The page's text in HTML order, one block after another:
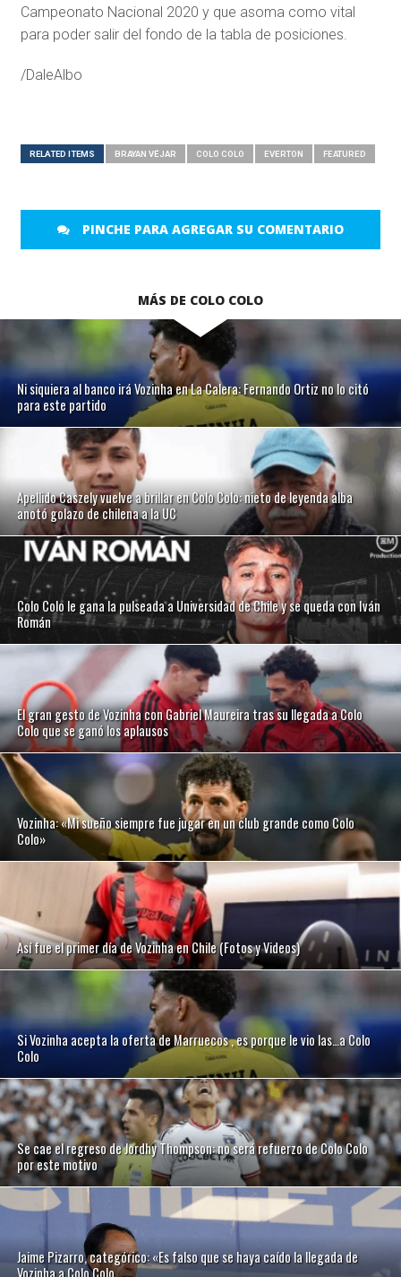
Campeonato Nacional 2020 y que asoma como vital
para poder salir del fondo de la tabla de posiciones.
/DaleAlbo
RELATED ITEMS BRAYAN VÉJAR COLO COLO EVERTON FEATURED
PINCHE PARA AGREGAR SU COMENTARIO
MÁS DE COLO COLO
Ni siquiera al banco irá Vozinha en La Calera: Fernando Ortiz no lo citó
para este partido
Apellido Caszely vuelve a brillar en Colo Colo: nieto de leyenda alba
anotó golazo de chilena a la UC
Colo Colo le gana la pulseada a Universidad de Chile y se queda con Iván
Román
El gran gesto de Vozinha con Gabriel Maureira tras su llegada a Colo
Colo que se ganó los aplausos
Vozinha: «Mi sueño siempre fue jugar en un club grande como Colo
Colo»
Así fue el primer día de Vozinha en Chile (Fotos y Videos)
Si Vozinha acepta la oferta de Marruecos , es porque le vio las…a Colo
Colo
Se cae el regreso de Jordhy Thompson: no será refuerzo de Colo Colo
por este motivo
Jaime Pizarro, categórico: «Es falso que se haya caído la llegada de